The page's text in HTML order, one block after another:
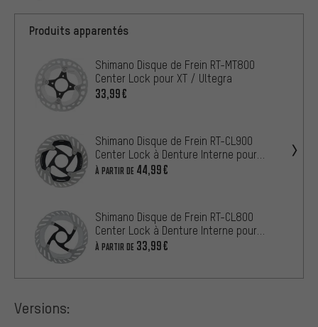
Produits apparentés
Shimano Disque de Frein RT-MT800
Center Lock pour XT / Ultegra
33,99€
Shimano Disque de Frein RT-CL900
Center Lock à Denture Interne pour
Dura-Ace
À PARTIR DE 44,99€
Shimano Disque de Frein RT-CL800
Center Lock à Denture Interne pour
Ultegra
À PARTIR DE 33,99€
Versions: